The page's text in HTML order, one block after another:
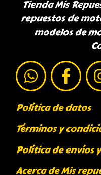
Tienda Mis
repuestos de
modelos de
Política de datos
Términos y
Política de envíos
Acerca de Mis